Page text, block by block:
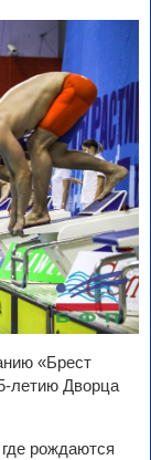
«Брест
летию Дворца
рождаются